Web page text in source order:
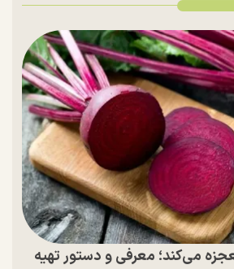
می‌کند؛ معرفی و دستور تهیه